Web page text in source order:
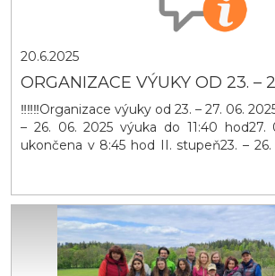
20.6.2025
ORGANIZACE VÝUKY OD 23. –
‼️‼️‼️Organizace výuky od 23. – 27. 06.
– 26. 06. 2025 výuka do 11:40 hod27.
ukončena v 8:45 hod II. stupeň23. –
Školní družina27. 06. 2025 provoz